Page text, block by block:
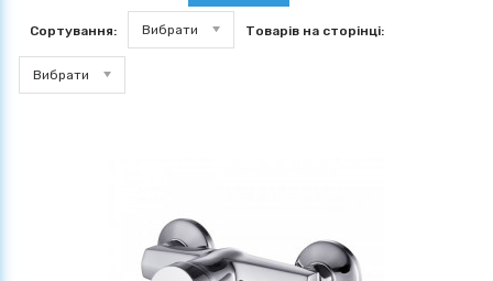
Сортування: Вибрати Товарів на сторінці:
Вибрати